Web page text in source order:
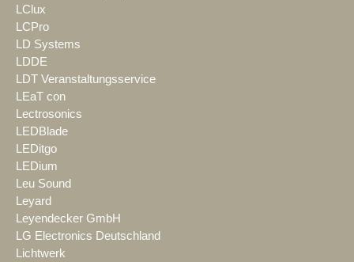
LClux
LCPro
LD Systems
LDDE
LDT Veranstaltungsservice
LEaT con
Lectrosonics
LEDBlade
LEDitgo
LEDium
Leu Sound
Leyard
Leyendecker GmbH
LG Electronics Deutschland
Lichtwerk